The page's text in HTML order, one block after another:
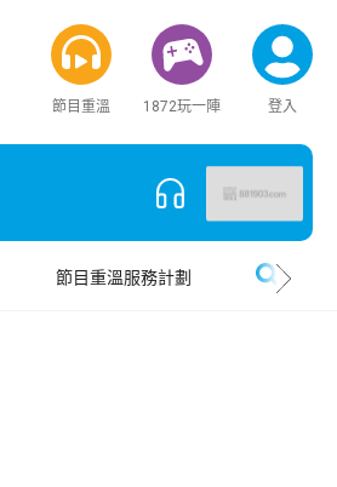
節目重溫 1872玩一陣 登入
節目重溫服務計劃